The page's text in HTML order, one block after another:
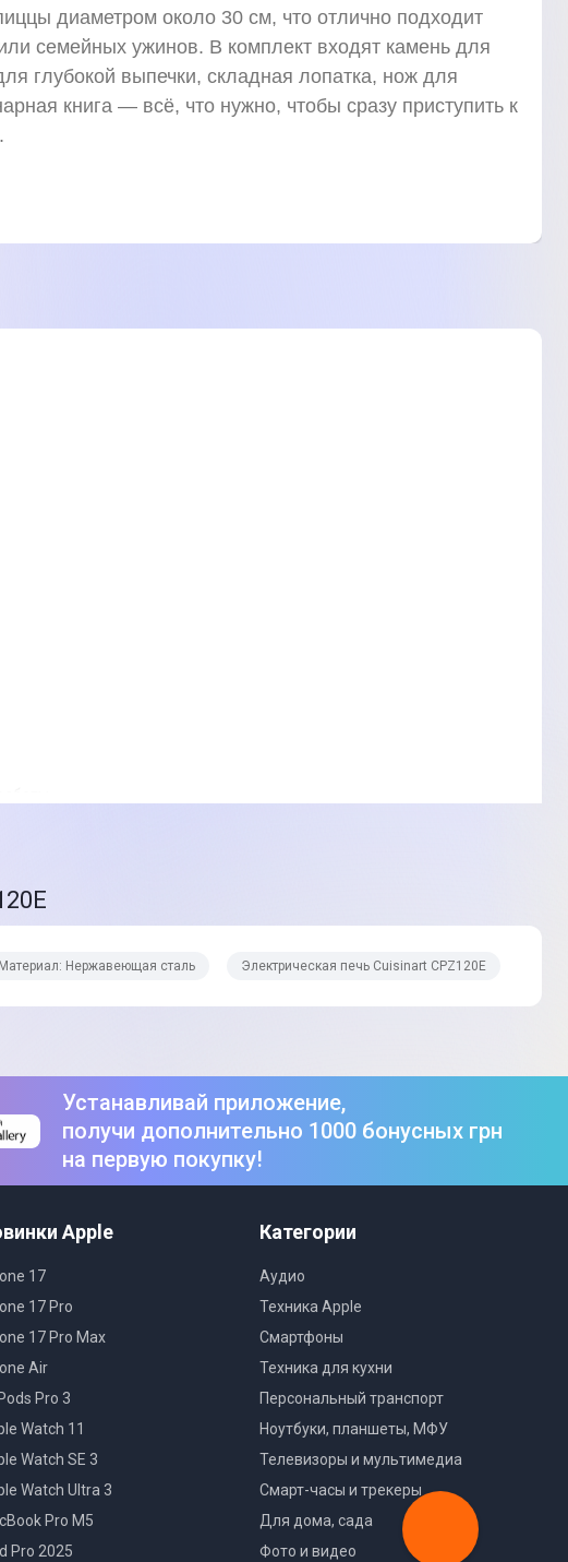
диаметром около 30 см, что отлично подходит
семейных ужинов. В комплект входят камень для
глубокой выпечки, складная лопатка, нож для
книга — всё, что нужно, чтобы сразу приступить к
пиццы
Материал: Нержавеющая сталь Электрическая печь Cuisinart CPZ120E
Устанавливай приложение,
получи дополнительно 1000 бонусных грн
на первую покупку!
Apple
17
17 Pro
17 Pro Max
Air
Pro 3
Watch 11
Watch SE 3
Watch Ultra 3
Pro M5
Pro 2025
Категории
Аудио
Техника Apple
Смартфоны
Техника для кухни
Персональный транспорт
Ноутбуки, планшеты, МФУ
Телевизоры и мультимедиа
Смарт-часы и трекеры
Для дома, сада
Фото и видео